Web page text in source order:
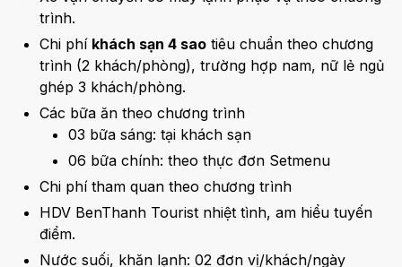
trình.
Chi phí khách sạn 4 sao tiêu chuẩn theo chương
trình (2 khách/phòng), trường hợp nam, nữ lẻ ngủ
ghép 3 khách/phòng.
Các bữa ăn theo chương trình
03 bữa sáng: tại khách sạn
06 bữa chính: theo thực đơn Setmenu
Chi phí tham quan theo chương trình
HDV BenThanh Tourist nhiệt tình, am hiểu tuyến
điểm.
Nước suối, khăn lạnh: 02 đơn vị/khách/ngày